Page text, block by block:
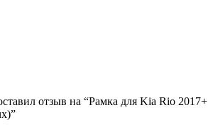
отзыв на “Рамка для Kia Rio 2017+